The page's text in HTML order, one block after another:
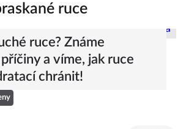
ruce
ruce? Známe
a víme, jak ruce
chránit!